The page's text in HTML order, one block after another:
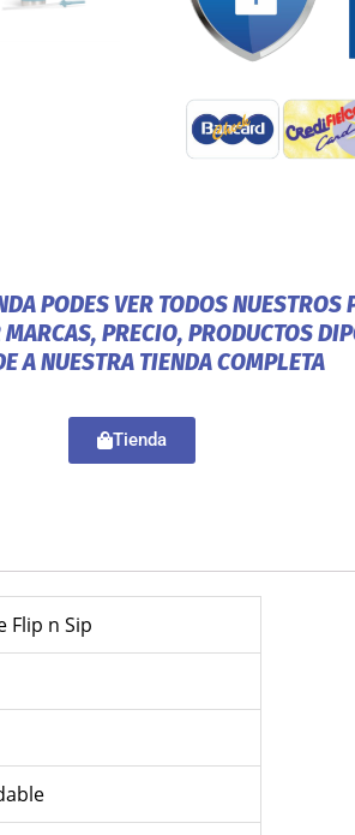
PODES VER TODOS NUESTROS
MARCAS, PRECIO, PRODUCTOS
A NUESTRA TIENDA COMPLETA
Tienda
Flip n Sip